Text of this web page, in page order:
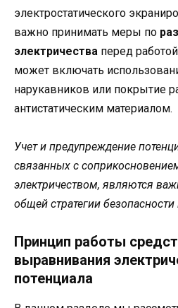
электростатического
важно принимать меры по
электричества перед
может включать
нарукавников или покрытие
антистатическим материалом.
Учет и предупреждение
связанных с
электричеством, являются
общей стратегии
Принцип работы
выравнивания
потенциала